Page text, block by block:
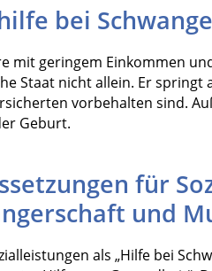
bei
mit geringem Einkommen
Staat nicht allein. Er
vorbehalten sind.
Geburt.
für
und
als „Hilfe bei